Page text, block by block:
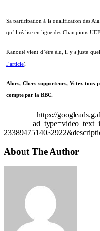
Sa participation à la qualification des
qu’il réalise en ligue des Champions
Kanouté vient d’être élu, il y a juste
l’article).
Alors, Chers supporteurs, Votez tous
compte par la BBC.
https://
About The Author